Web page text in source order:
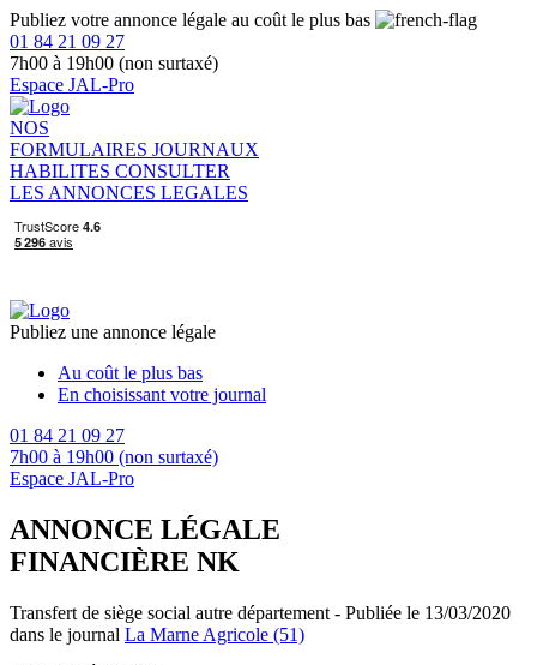
Publiez votre annonce légale au coût le plus bas
01 84 21 09 27
7h00 à 19h00 (non surtaxé)
Espace JAL-Pro
NOS
FORMULAIRES JOURNAUX
HABILITES CONSULTER
LES ANNONCES LEGALES
Publiez une annonce légale
Au coût le plus bas
En choisissant votre journal
01 84 21 09 27
7h00 à 19h00 (non surtaxé)
Espace JAL-Pro
ANNONCE LÉGALE
FINANCIÈRE NK
Transfert de siège social autre département - Publiée le 13/03/2020
dans le journal La Marne Agricole (51)